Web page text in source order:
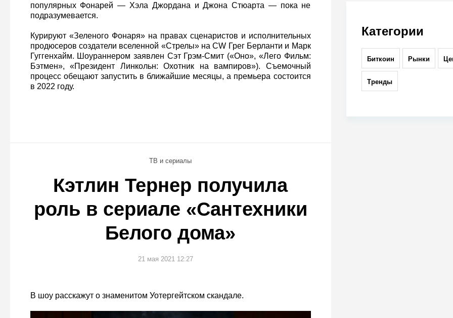
Категории
Биткоин Рынки
Тренды
популярных Фонарей — Хэла Джордана и Джона Стюарта — пока не
подразумевается.
Курируют «Зеленого Фонаря» на правах сценаристов и исполнительных
продюсеров создатели вселенной «Стрелы» на CW Грег Берланти и Марк
Гуггенхайм. Шоураннером заявлен Сэт Грэм-Смит («Оно», «Лего Фильм:
Бэтмен», «Президент Линкольн: Охотник на вампиров»). Съемочный
процесс обещают запустить в ближайшие месяцы, а премьера состоится
в 2022 году.
ТВ и сериалы
Кэтлин Тернер получила
роль в сериале «Сантехники
Белого дома»
21 мая 2021 12:27
В шоу расскажут о знаменитом Уотергейтском скандале.